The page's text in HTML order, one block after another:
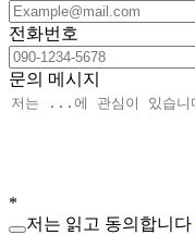
전화번호
문의 메시지
*
저는 읽고 동의합니다